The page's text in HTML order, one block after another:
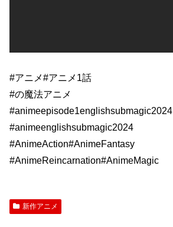
#アニメ​​#アニメ1話
​#の魔法アニメ
#animeepisode1englishsubmagic2024
#animeenglishsubmagic2024
#AnimeAction#AnimeFantasy
#AnimeReincarnation#AnimeMagic
新作アニメ